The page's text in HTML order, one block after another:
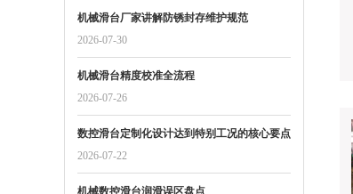
机械滑台厂家讲解防锈封存维护规范
2026-07-30
机械滑台精度校准全流程
2026-07-26
数控滑台定制化设计达到特别工况的核心要点
2026-07-22
机械数控滑台润滑误区盘点